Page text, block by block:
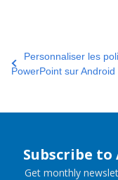
Personnaliser les
PowerPoint sur Android
Subscribe to
Get monthly